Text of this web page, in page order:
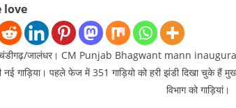
love
चंडीगढ़/जालंधर। CM Punjab Bhagwant mann
नई गाड़िया। पहले फेज में 351 गाड़ियो को हरी झंडी दिखा चुके हैं
विभाग को गाड़ियां।